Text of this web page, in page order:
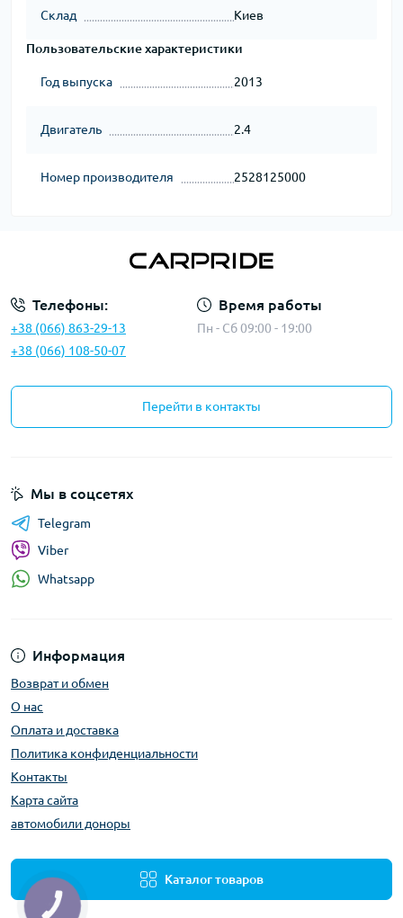
Склад Киев
Пользовательские характеристики
Год выпуска 2013
Двигатель 2.4
Номер производителя 2528125000
Телефоны:
+38 (066) 863-29-13
+38 (066) 108-50-07
Время работы
Пн - Сб 09:00 - 19:00
Перейти в контакты
Информация
Возврат и обмен
О нас
Оплата и доставка
Политика конфиденциальности
Контакты
Карта сайта
автомобили доноры
Каталог товаров
Мы в соцсетях
Telegram
Viber
Whatsapp
КНОПКА
ЗВ'ЯЗКУ